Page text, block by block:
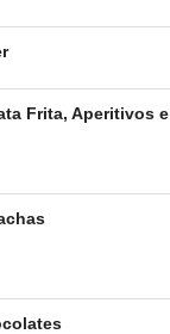
Frita, Aperitivos e